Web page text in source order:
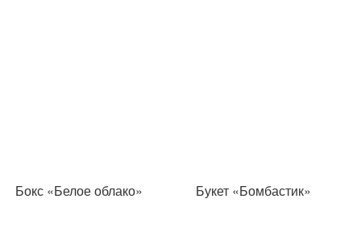
Бокс «Белое облако» Букет «Бомбастик»